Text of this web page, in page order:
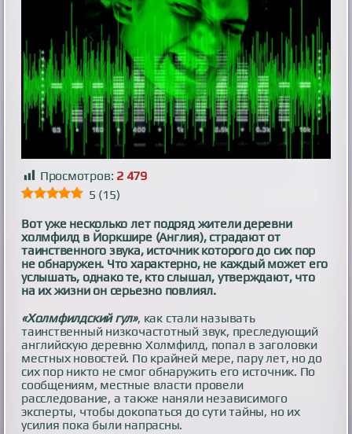
Просмотров: 2 479
5 (15)
Вот уже несколько лет подряд жители деревни
холмфилд в Йоркшире (Англия), страдают от
таинственного звука, источник которого до сих пор
не обнаружен. Что характерно, не каждый может его
услышать, однако те, кто слышал, утверждают, что
на их жизни он серьезно повлиял.
«Холмфилдский гул», как стали называть
таинственный низкочастотный звук, преследующий
английскую деревню Холмфилд, попал в заголовки
местных новостей. По крайней мере, пару лет, но до
сих пор никто не смог обнаружить его источник. По
сообщениям, местные власти провели
расследование, а также наняли независимого
эксперты, чтобы докопаться до сути тайны, но их
усилия пока были напрасны.